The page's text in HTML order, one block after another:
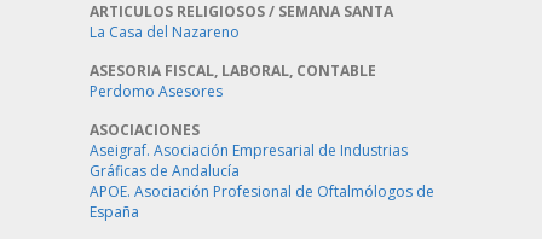
ARTICULOS RELIGIOSOS / SEMANA SANTA
La Casa del Nazareno
ASESORIA FISCAL, LABORAL, CONTABLE
Perdomo Asesores
ASOCIACIONES
Aseigraf. Asociación Empresarial de Industrias
Gráficas de Andalucía
APOE. Asociación Profesional de Oftalmólogos de
España